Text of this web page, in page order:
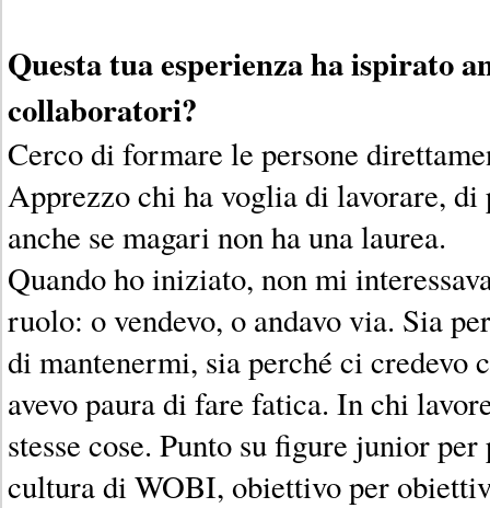
Questa tua esperienza ha ispirato
collaboratori?
Cerco di formare le persone
Apprezzo chi ha voglia di lavorare, di
anche se magari non ha una laurea.
Quando ho iniziato, non mi
ruolo: o vendevo, o andavo via. Sia
di mantenermi, sia perché ci credevo
avevo paura di fare fatica. In chi
stesse cose. Punto su figure junior
cultura di WOBI, obiettivo per